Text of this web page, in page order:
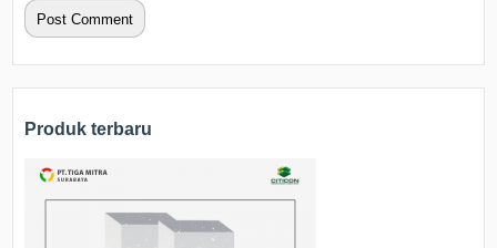
Produk terbaru